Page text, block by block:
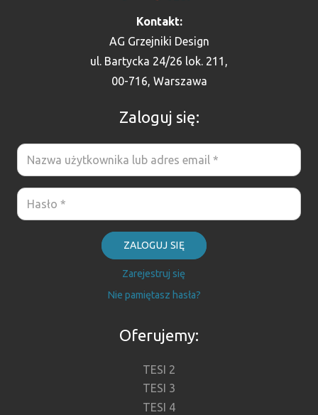
Kontakt:
AG Grzejniki Design
ul. Bartycka 24/26 lok. 211,
00-716, Warszawa
Zaloguj się:
ZALOGUJ SIĘ
Zarejestruj się
Nie pamiętasz hasła?
Oferujemy:
TESI 2
TESI 3
TESI 4